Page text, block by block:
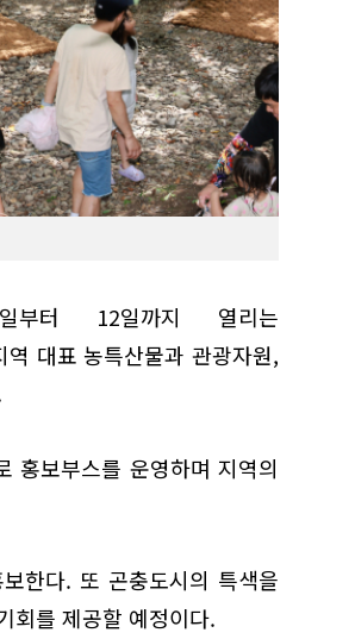
터 12일까지 열리는
대표 농특산물과 관광자원,
홍보부스를 운영하며 지역의
한다. 또 곤충도시의 특색을
회를 제공할 예정이다.